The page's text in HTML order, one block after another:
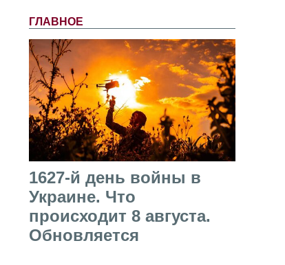
ГЛАВНОЕ
1627-й день войны в
Украине. Что
происходит 8 августа.
Обновляется